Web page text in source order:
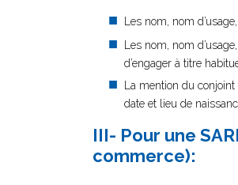
Les nom, nom
Les nom, nom
d’engager à titre
La mention du
date et lieu de
III- Pour une
commerce):